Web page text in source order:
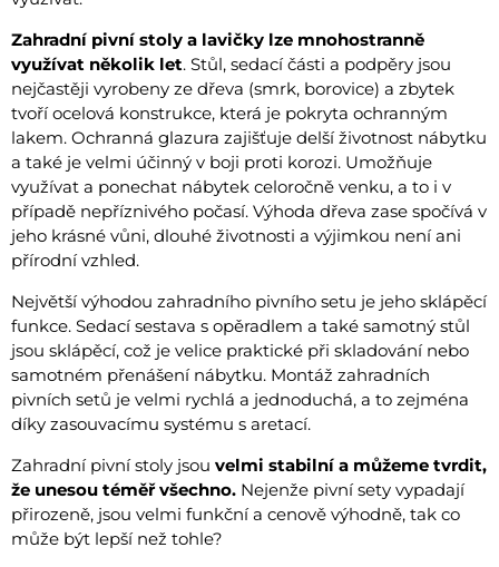
Zahradní pivní stoly a lavičky lze mnohostranně
využívat několik let. Stůl, sedací části a podpěry jsou
nejčastěji vyrobeny ze dřeva (smrk, borovice) a zbytek
tvoří ocelová konstrukce, která je pokryta ochranným
lakem. Ochranná glazura zajišťuje delší životnost nábytku
a také je velmi účinný v boji proti korozi. Umožňuje
využívat a ponechat nábytek celoročně venku, a to i v
případě nepříznivého počasí. Výhoda dřeva zase spočívá v
jeho krásné vůni, dlouhé životnosti a výjimkou není ani
přírodní vzhled.
Největší výhodou zahradního pivního setu je jeho sklápěcí
funkce. Sedací sestava s opěradlem a také samotný stůl
jsou sklápěcí, což je velice praktické při skladování nebo
samotném přenášení nábytku. Montáž zahradních
pivních setů je velmi rychlá a jednoduchá, a to zejména
díky zasouvacímu systému s aretací.
Zahradní pivní stoly jsou velmi stabilní a můžeme tvrdit,
že unesou téměř všechno. Nejenže pivní sety vypadají
přirozeně, jsou velmi funkční a cenově výhodně, tak co
může být lepší než tohle?